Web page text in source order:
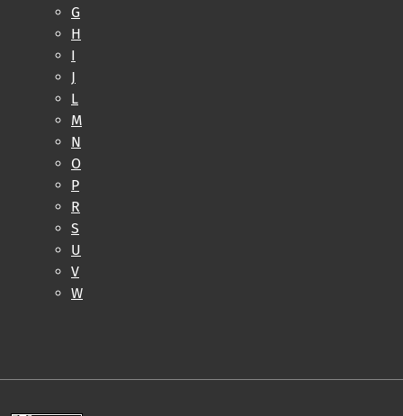
G
H
I
J
L
M
N
O
P
R
S
U
V
W